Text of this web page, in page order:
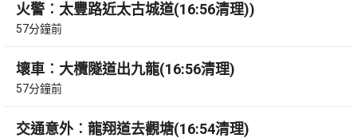
火警︰太豐路近太古城道(16:56清理))
57分鐘前
壞車︰大欖隧道出九龍(16:56清理)
57分鐘前
交通意外︰龍翔道去觀塘(16:54清理)